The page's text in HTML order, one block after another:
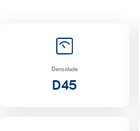
Densidade
D45